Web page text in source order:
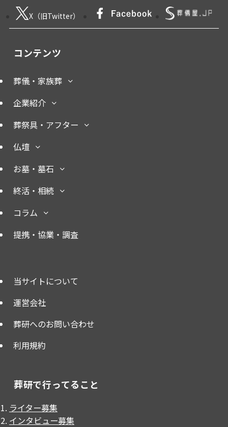
X（旧Twitter）
コンテンツ
葬儀・家族葬
企業紹介
葬祭具・アフター
仏壇
お墓・墓石
終活・相続
コラム
提携・協業・調査
当サイトについて
運営会社
葬研へのお問い合わせ
利用規約
葬研で行ってること
ライター募集
インタビュー募集